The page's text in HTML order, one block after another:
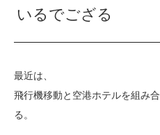
いるでござる
最近は、
飛行機移動と空港ホテルを組み
る。